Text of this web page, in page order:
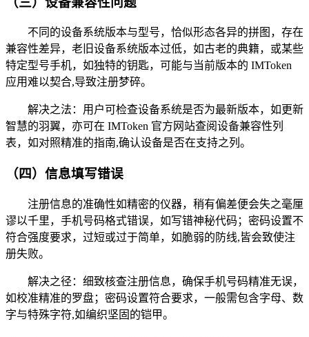
不同的设备系统版本与型号，恰似形态各异的拼图，存在
兼容性差异，老旧设备系统版本过低，如古老的典籍，或某些
特定型号手机，如独特的钥匙，可能与当前版本的 IMToken
应用难以契合,导致注册梦碎。
解决之法：用户可检查设备系统是否为最新版本，如更新
智慧的羽翼，亦可在 IMToken 官方网站查阅设备兼容性列
表，如对照精准的指南,确认设备是否在支持之列。
（四）信息填写错误
注册信息的准确性如精密的仪器，稍有偏差便会失之毫厘
谬以千里，手机号码格式错误，如写错神秘代码；密码设置不
符合强度要求，过短或过于简单，如脆弱的防线,皆会致使注
册失败。
解决之径：细致核查注册信息，确保手机号码精准无误，
如校准精准的罗盘；密码设置符合要求，一般需包含字母、数
字与特殊字符,如编织坚固的铠甲。